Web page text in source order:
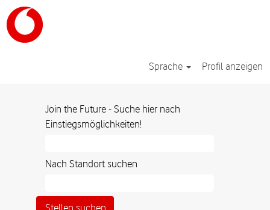
Sprache Profil anzeigen
Join the Future - Suche hier nach
Einstiegsmöglichkeiten!
Nach Standort suchen